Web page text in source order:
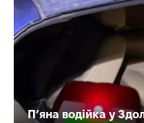
П’яна водійка у